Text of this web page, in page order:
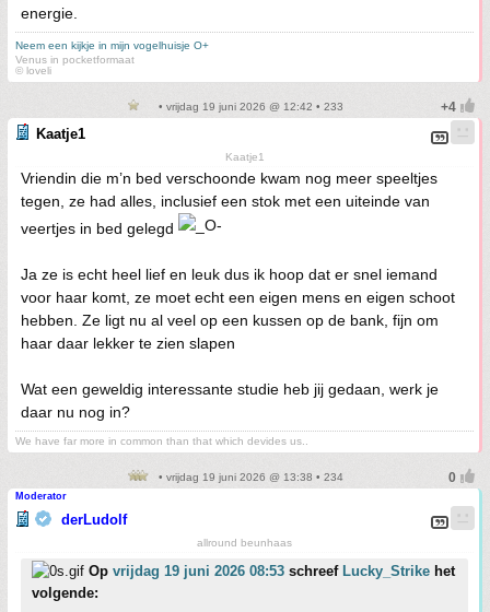
energie.
Neem een kijkje in mijn vogelhuisje O+
Venus in pocketformaat
© loveli
• vrijdag 19 juni 2026 @ 12:42 • 233
Kaatje1
Kaatje1
Vriendin die m’n bed verschoonde kwam nog meer speeltjes
tegen, ze had alles, inclusief een stok met een uiteinde van
veertjes in bed gelegd
Ja ze is echt heel lief en leuk dus ik hoop dat er snel iemand
voor haar komt, ze moet echt een eigen mens en eigen schoot
hebben. Ze ligt nu al veel op een kussen op de bank, fijn om
haar daar lekker te zien slapen
Wat een geweldig interessante studie heb jij gedaan, werk je
daar nu nog in?
We have far more in common than that which devides us..
• vrijdag 19 juni 2026 @ 13:38 • 234
Moderator
derLudolf
allround beunhaas
Op vrijdag 19 juni 2026 08:53 schreef Lucky_Strike het
volgende: